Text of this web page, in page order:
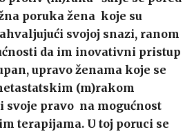
poruka žena koje su
svojoj snazi, ranom
da im inovativni pristup
upravo ženama koje se
(m)rakom
svoje pravo na mogućnost
terapijama. U toj poruci se